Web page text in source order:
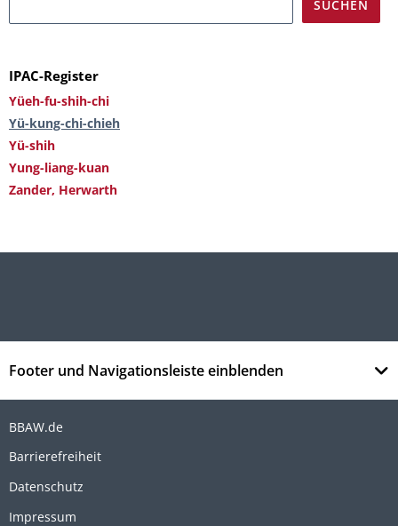
IPAC-Register
Yüeh-fu-shih-chi
Yü-kung-chi-chieh
Yü-shih
Yung-liang-kuan
Zander, Herwarth
Footer und Navigationsleiste einblenden
BBAW.de
Barrierefreiheit
Datenschutz
Impressum